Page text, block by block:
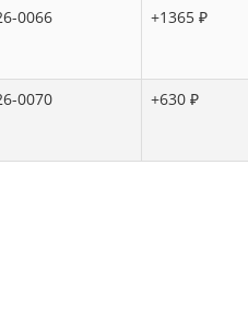
0066 +1365 ₽
0070 +630 ₽